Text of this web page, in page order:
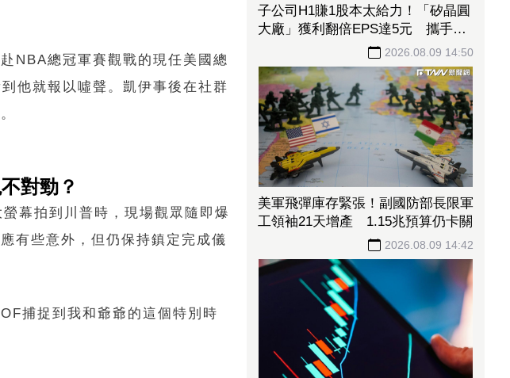
NBA總冠軍賽觀戰的現任美國總
他就報以噓聲。凱伊事後在社群
對勁？
幕拍到川普時，現場觀眾隨即爆
有些意外，但仍保持鎮定完成儀
捕捉到我和爺爺的這個特別時
子公司H1賺1股本太給力！「矽晶圓
大廠」獲利翻倍EPS達5元 攜手聯
合再生搶攻太陽能商機2026.08.09 14:50
美軍飛彈庫存緊張！副國防部長限軍
工領袖21天增產 1.15兆預算仍卡關
2026.08.09 14:42